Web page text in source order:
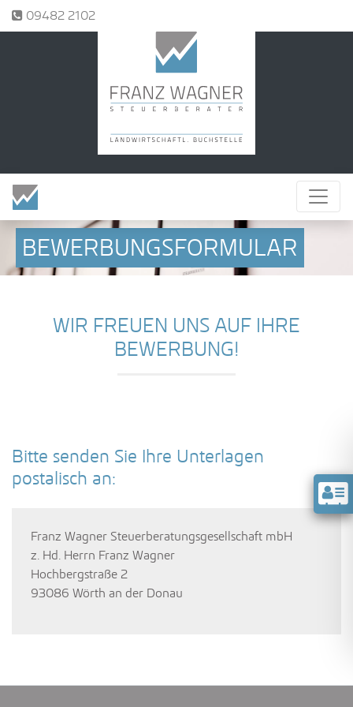
Tel.:09482 2102
BEWERBUNGSFORMULAR
WIR FREUEN UNS AUF IHRE
BEWERBUNG!
Bitte senden Sie Ihre Unterlagen
postalisch an:
Franz Wagner Steuerberatungsgesellschaft mbH
z. Hd. Herrn Franz Wagner
Hochbergstraße 2
93086 Wörth an der Donau